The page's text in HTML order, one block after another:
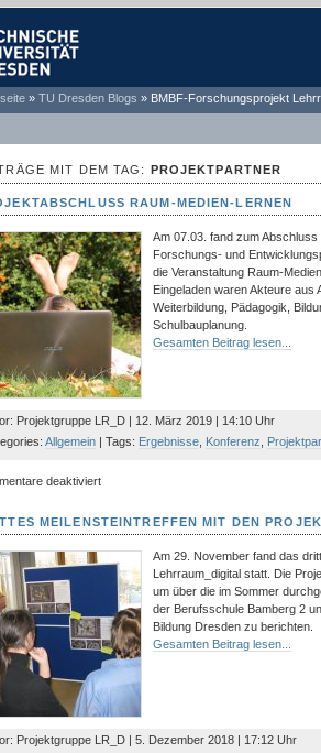
» TU Dresden Blogs » BMBF-Forschungsprojekt
MIT DEM TAG: PROJEKTPARTNER
RAUM-MEDIEN-LERNEN
Am 07.03. fand zum
Forschungs- und
die Veranstaltung Raum-
Eingeladen waren Akteure aus
Weiterbildung, Pädagogik,
Schulbauplanung.
Gesamten Beitrag lesen...
Projektgruppe LR_D | 12. März 2019 | 14:10 Uhr
Allgemein | Tags: Ergebnisse Konferenz
deaktiviertfür
Raum-
Medien-
Lernen
MEILENSTEINTREFFEN MIT DEN
Am 29. November fand das
Lehrraum_digital statt. Die
um über die im Sommer
der Berufsschule Bamberg 2
Bildung Dresden zu berichten.
Gesamten Beitrag lesen...
Projektgruppe LR_D | 5. Dezember 2018 | 17:12 Uhr